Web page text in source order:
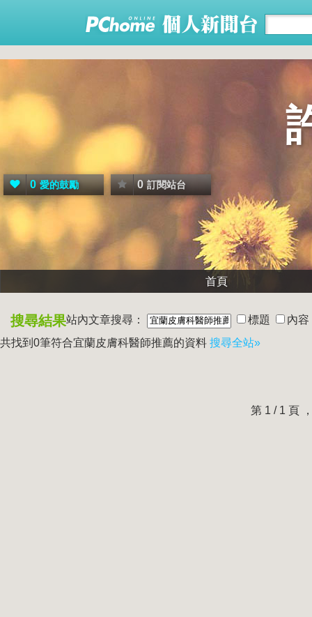
0 愛的鼓勵 0 訂閱站台
首頁
搜尋結果站內文章搜尋： 標題
內容
共找到0筆符合宜蘭皮膚科醫師推薦的資料 搜尋全站»
第 1 / 1